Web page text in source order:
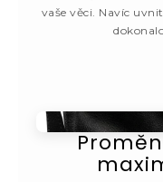
vaše věci. Navíc